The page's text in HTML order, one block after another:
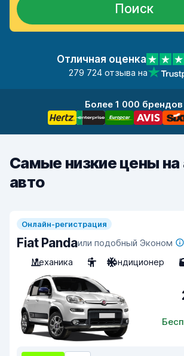
Поиск
Отличная оценка
279 724 отзыва на
Более 1 000 брендов
Самые низкие цены на
авто
Онлайн-регистрация
Fiat Pandaили подобный Эконом
Механика
5 Кондиционер 5